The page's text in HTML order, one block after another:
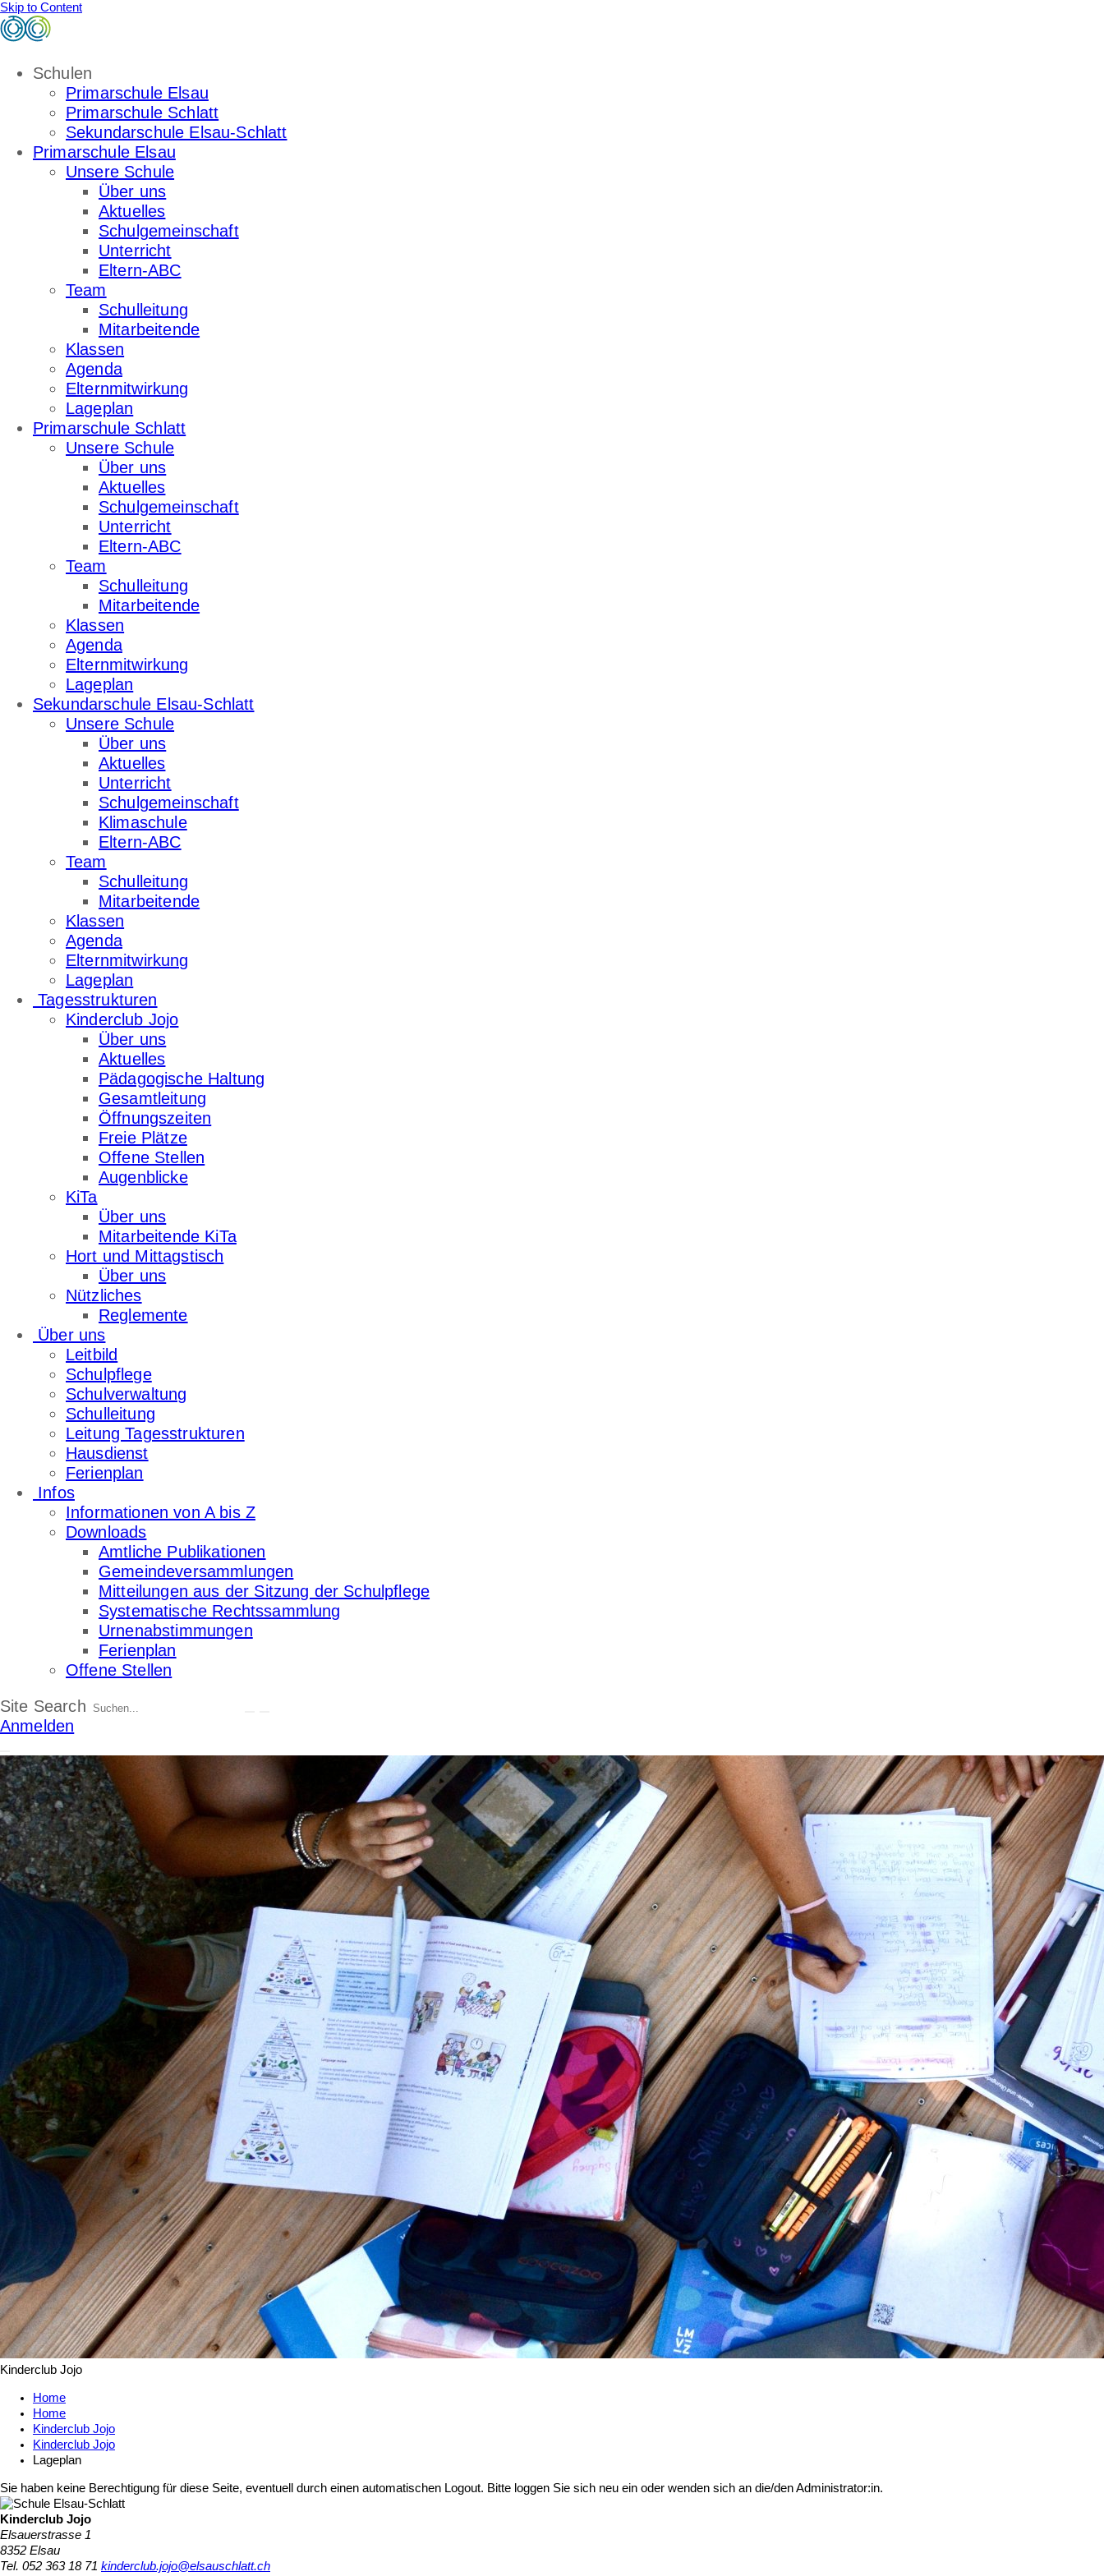
Skip to Content
Schulen
Primarschule Elsau
Primarschule Schlatt
Sekundarschule Elsau-Schlatt
Primarschule Elsau
Unsere Schule
Über uns
Aktuelles
Schulgemeinschaft
Unterricht
Eltern-ABC
Team
Schulleitung
Mitarbeitende
Klassen
Agenda
Elternmitwirkung
Lageplan
Primarschule Schlatt
Unsere Schule
Über uns
Aktuelles
Schulgemeinschaft
Unterricht
Eltern-ABC
Team
Schulleitung
Mitarbeitende
Klassen
Agenda
Elternmitwirkung
Lageplan
Sekundarschule Elsau-Schlatt
Unsere Schule
Über uns
Aktuelles
Unterricht
Schulgemeinschaft
Klimaschule
Eltern-ABC
Team
Schulleitung
Mitarbeitende
Klassen
Agenda
Elternmitwirkung
Lageplan
Tagesstrukturen
Kinderclub Jojo
Über uns
Aktuelles
Pädagogische Haltung
Gesamtleitung
Öffnungszeiten
Freie Plätze
Offene Stellen
Augenblicke
KiTa
Über uns
Mitarbeitende KiTa
Hort und Mittagstisch
Über uns
Nützliches
Reglemente
Über uns
Leitbild
Schulpflege
Schulverwaltung
Schulleitung
Leitung Tagesstrukturen
Hausdienst
Ferienplan
Infos
Informationen von A bis Z
Downloads
Amtliche Publikationen
Gemeindeversammlungen
Mitteilungen aus der Sitzung der Schulpflege
Systematische Rechtssammlung
Urnenabstimmungen
Ferienplan
Offene Stellen
Site Search
Anmelden
Kinderclub Jojo
Home
Home
Kinderclub Jojo
Kinderclub Jojo
Lageplan
Sie haben keine Berechtigung für diese Seite, eventuell durch einen automatischen Logout. Bitte loggen Sie sich neu ein oder wenden sich an die/den Administrator:in.
Kinderclub Jojo
Elsauerstrasse 1
8352 Elsau
Tel. 052 363 18 71 kinderclub.jojo@elsauschlatt.ch